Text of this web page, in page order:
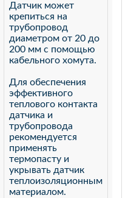
Датчик может
крепиться на
трубопровод
диаметром от 20 до
200 мм с помощью
кабельного хомута.
Для обеспечения
эффективного
теплового контакта
датчика и
трубопровода
рекомендуется
применять
термопасту и
укрывать датчик
теплоизоляционным
материалом.